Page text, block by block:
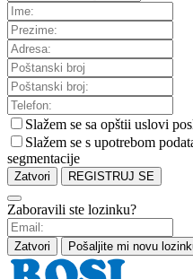
Slažem se sa opštii uslovi
Slažem se s upotrebom
segmentacije
Zatvori REGISTRUJ SE
Zaboravili ste lozinku?
Zatvori Pošaljite mi novu